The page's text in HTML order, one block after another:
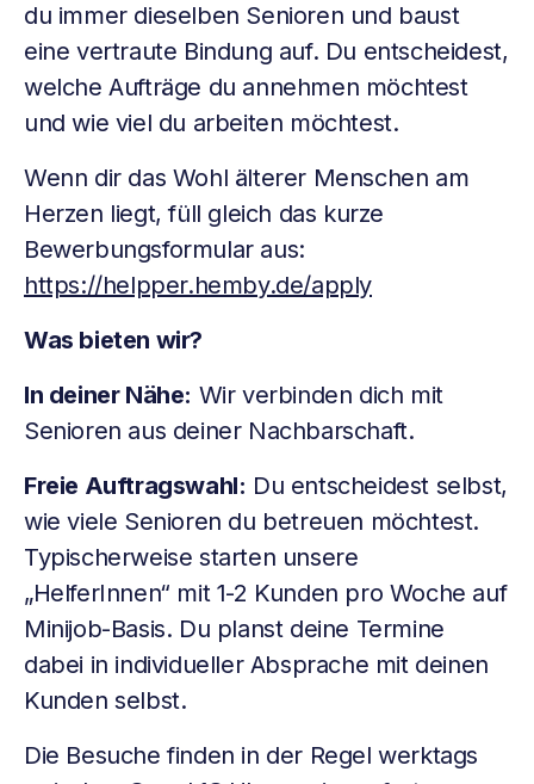
du immer dieselben Senioren und baust
eine vertraute Bindung auf. Du entscheidest,
welche Aufträge du annehmen möchtest
und wie viel du arbeiten möchtest.
Wenn dir das Wohl älterer Menschen am
Herzen liegt, füll gleich das kurze
Bewerbungsformular aus:
https://helpper.hemby.de/apply
Was bieten wir?
In deiner Nähe: Wir verbinden dich mit
Senioren aus deiner Nachbarschaft.
Freie Auftragswahl: Du entscheidest selbst,
wie viele Senioren du betreuen möchtest.
Typischerweise starten unsere
„HelferInnen“ mit 1-2 Kunden pro Woche auf
Minijob-Basis. Du planst deine Termine
dabei in individueller Absprache mit deinen
Kunden selbst.
Die Besuche finden in der Regel werktags